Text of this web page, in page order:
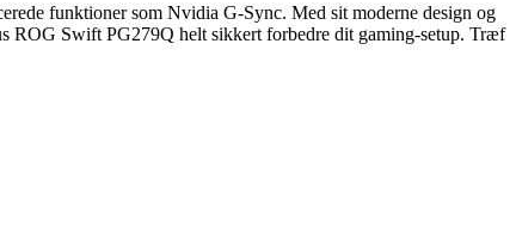
funktioner som Nvidia G-Sync. Med sit moderne design og
ROG Swift PG279Q helt sikkert forbedre dit gaming-setup. Træf